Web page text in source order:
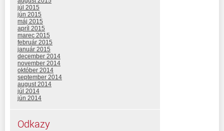
júl 2015
jún 2015
máj 2015
apríl 2015
marec 2015
február 2015
január 2015
december 2014
november 2014
október 2014
september 2014
august 2014
júl 2014
jún 2014
Odkazy